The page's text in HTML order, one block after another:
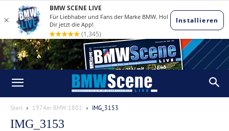
Start 1974er BMW 1802 IMG_3153
IMG_3153